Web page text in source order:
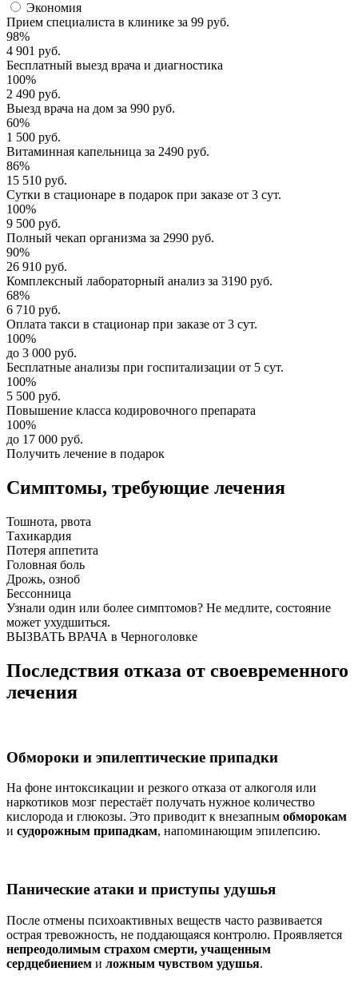
Экономия
Прием специалиста в клинике за 99 руб.
98%
4 901 руб.
Бесплатный выезд врача и диагностика
100%
2 490 руб.
Выезд врача на дом за 990 руб.
60%
1 500 руб.
Витаминная капельница за 2490 руб.
86%
15 510 руб.
Сутки в стационаре в подарок при заказе от 3 сут.
100%
9 500 руб.
Полный чекап организма за 2990 руб.
90%
26 910 руб.
Комплексный лабораторный анализ за 3190 руб.
68%
6 710 руб.
Оплата такси в стационар при заказе от 3 сут.
100%
до 3 000 руб.
Бесплатные анализы при госпитализации от 5 сут.
100%
5 500 руб.
Повышение класса кодировочного препарата
100%
до 17 000 руб.
Получить лечение в подарок
Симптомы, требующие лечения
Тошнота, рвота
Тахикардия
Потеря аппетита
Головная боль
Дрожь, озноб
Бессонница
Узнали один или более симптомов? Не медлите, состояние
может ухудшиться.
ВЫЗВАТЬ ВРАЧА в Черноголовке
Последствия отказа от своевременного
лечения
Обмороки и эпилептические припадки
На фоне интоксикации и резкого отказа от алкоголя или
наркотиков мозг перестаёт получать нужное количество
кислорода и глюкозы. Это приводит к внезапным обморокам
и судорожным припадкам, напоминающим эпилепсию.
Панические атаки и приступы удушья
После отмены психоактивных веществ часто развивается
острая тревожность, не поддающаяся контролю. Проявляется
непреодолимым страхом смерти, учащенным
сердцебиением и ложным чувством удушья.